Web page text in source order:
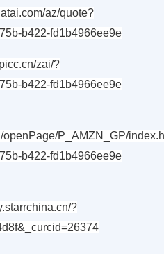
az/quote?
b422-fd1b4966ee9e
zai/?
b422-fd1b4966ee9e
openPage/P_AMZN_GP/
b422-fd1b4966ee9e
?